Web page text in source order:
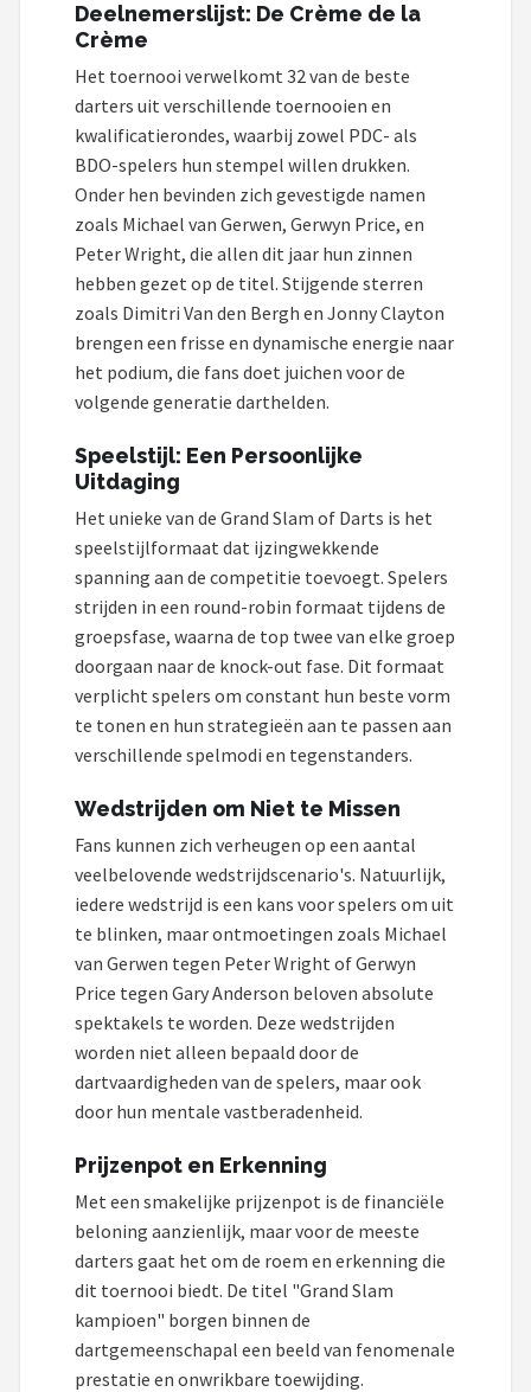
Deelnemerslijst: De Crème de la
Crème
Het toernooi verwelkomt 32 van de beste
darters uit verschillende toernooien en
kwalificatierondes, waarbij zowel PDC- als
BDO-spelers hun stempel willen drukken.
Onder hen bevinden zich gevestigde namen
zoals Michael van Gerwen, Gerwyn Price, en
Peter Wright, die allen dit jaar hun zinnen
hebben gezet op de titel. Stijgende sterren
zoals Dimitri Van den Bergh en Jonny Clayton
brengen een frisse en dynamische energie naar
het podium, die fans doet juichen voor de
volgende generatie darthelden.
Speelstijl: Een Persoonlijke
Uitdaging
Het unieke van de Grand Slam of Darts is het
speelstijlformaat dat ijzingwekkende
spanning aan de competitie toevoegt. Spelers
strijden in een round-robin formaat tijdens de
groepsfase, waarna de top twee van elke groep
doorgaan naar de knock-out fase. Dit formaat
verplicht spelers om constant hun beste vorm
te tonen en hun strategieën aan te passen aan
verschillende spelmodi en tegenstanders.
Wedstrijden om Niet te Missen
Fans kunnen zich verheugen op een aantal
veelbelovende wedstrijdscenario's. Natuurlijk,
iedere wedstrijd is een kans voor spelers om uit
te blinken, maar ontmoetingen zoals Michael
van Gerwen tegen Peter Wright of Gerwyn
Price tegen Gary Anderson beloven absolute
spektakels te worden. Deze wedstrijden
worden niet alleen bepaald door de
dartvaardigheden van de spelers, maar ook
door hun mentale vastberadenheid.
Prijzenpot en Erkenning
Met een smakelijke prijzenpot is de financiële
beloning aanzienlijk, maar voor de meeste
darters gaat het om de roem en erkenning die
dit toernooi biedt. De titel "Grand Slam
kampioen" borgen binnen de
dartgemeenschapal een beeld van fenomenale
prestatie en onwrikbare toewijding.